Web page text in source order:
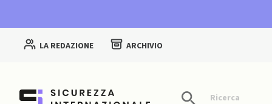
LA REDAZIONE ARCHIVIO
Ricerca